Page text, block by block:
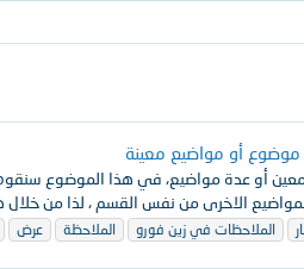
أو مواضيع معينة
أو عدة مواضيع، في هذا الموضوع
الاخرى من نفس القسم ، لذا من خلال
الملاحظات في زين فورو الملاحظة عرض